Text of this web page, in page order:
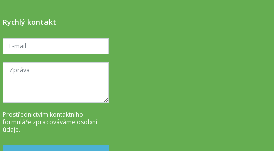
Rychlý kontakt
Prostřednictvím kontaktního
formuláře zpracováváme osobní
údaje.